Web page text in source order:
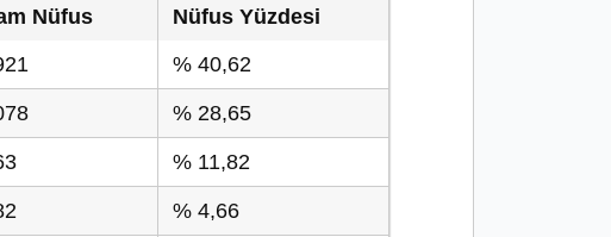
Nüfus
Nüfus Yüzdesi
% 40,62
% 28,65
% 11,82
% 4,66